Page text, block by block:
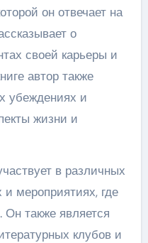
он отвечает на
о
своей карьеры и
автор также
убеждениях и
жизни и
в различных
мероприятиях, где
Он также является
клубов и